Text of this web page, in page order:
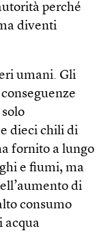
perché
diventi
umani. Gli
dieci chili di
fornito a lungo
e fiumi, ma
di
consumo
acqua